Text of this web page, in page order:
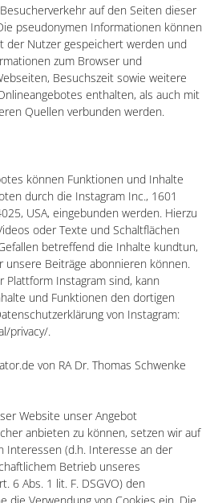
auf den Seiten dieser
pseudonymen Informationen können
der Nutzer gespeichert werden und
zum Browser und
Besuchszeit sowie weitere
enthalten, als auch mit
Quellen verbunden werden.
können Funktionen und Inhalte
durch die Instagram Inc., 1601
USA, eingebunden werden. Hierzu
oder Texte und Schaltflächen
betreffend die Inhalte kundtun,
Beiträge abonnieren können.
Instagram sind, kann
und Funktionen den dortigen
von Instagram:
privacy/.
von RA Dr. Thomas Schwenke
Website unser Angebot
anbieten zu können, setzen wir auf
Interessen (d.h. Interesse an der
Betrieb unseres
6 Abs. 1 lit. F. DSGVO) den